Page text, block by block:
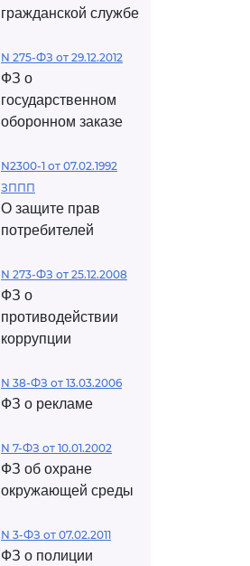
гражданской службе
N 275-ФЗ от 29.12.2012
ФЗ о
государственном
оборонном заказе
N2300-1 от 07.02.1992
ЗППП
О защите прав
потребителей
N 273-ФЗ от 25.12.2008
ФЗ о
противодействии
коррупции
N 38-ФЗ от 13.03.2006
ФЗ о рекламе
N 7-ФЗ от 10.01.2002
ФЗ об охране
окружающей среды
N 3-ФЗ от 07.02.2011
ФЗ о полиции